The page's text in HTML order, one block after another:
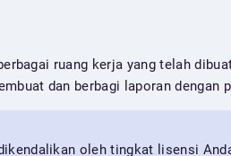
ruang kerja yang telah
dan berbagi laporan dengan
oleh tingkat lisensi